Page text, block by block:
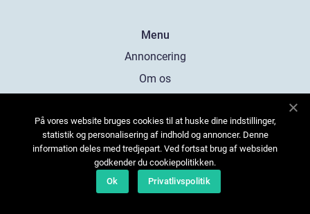
Menu
Annoncering
Om os
Kontakt os
Sitemap
På vores website bruges cookies til at huske dine indstillinger,
statistik og personalisering af indhold og annoncer. Denne
information deles med tredjepart. Ved fortsat brug af websiden
godkender du cookiepolitikken.
Ok
Privatlivspolitik